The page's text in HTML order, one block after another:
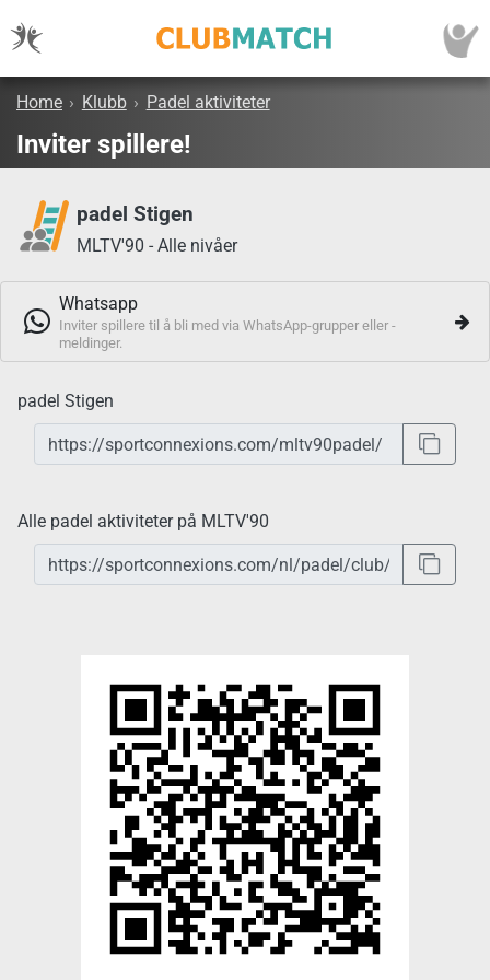
Home › Klubb › Padel aktiviteter
Inviter spillere!
padel Stigen
MLTV'90 - Alle nivåer
Whatsapp
Inviter spillere til å bli med via WhatsApp-grupper eller -
meldinger.
padel Stigen
Alle padel aktiviteter på MLTV'90